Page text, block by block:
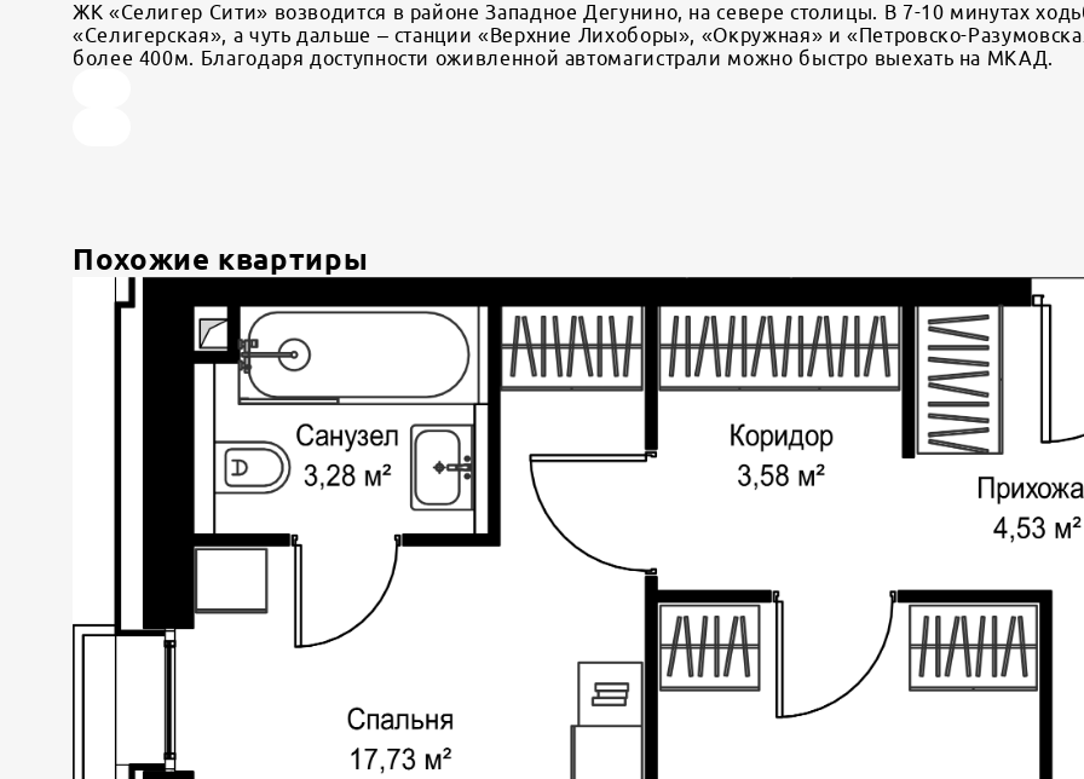
ЖК «Селигер Сити» возводится в районе Западное Дегунино, на севере столицы. В 7-10 минутах
«Селигерская», а чуть дальше – станции «Верхние Лихоборы», «Окружная» и «Петровско-
более 400м. Благодаря доступности оживленной автомагистрали можно быстро выехать на МКАД.
Похожие квартиры